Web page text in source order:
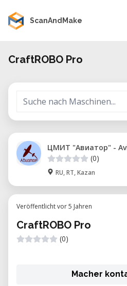
ScanAndMake
CraftROBO Pro
ЦМИТ "Авиатор" -
(0)
RU, RT, Kazan
Veröffentlicht vor 5 Jahren
CraftROBO Pro
(0)
Macher